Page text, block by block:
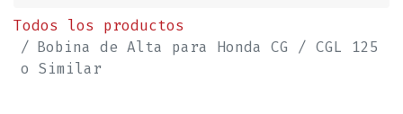
Todos los productos
Bobina de Alta para Honda CG / CGL 125
o Similar